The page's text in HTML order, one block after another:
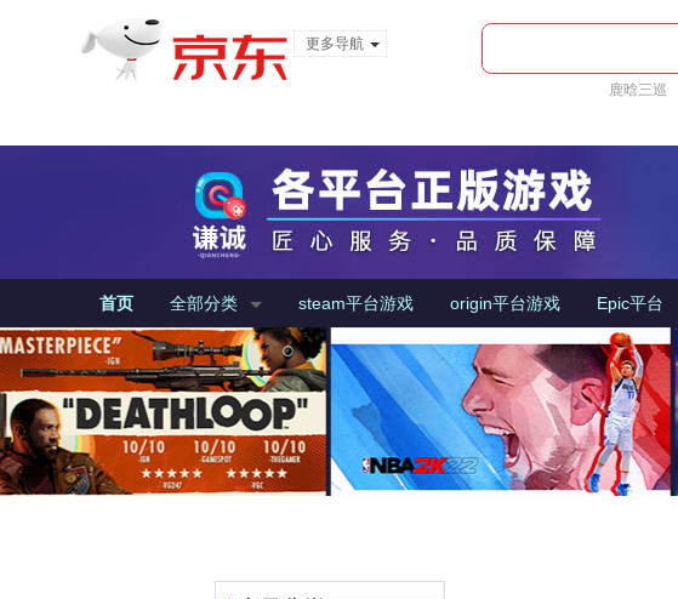
更多导航
鹿晗三巡
首页 全部分类 steam平台游戏 origin平台游戏 Epic平台